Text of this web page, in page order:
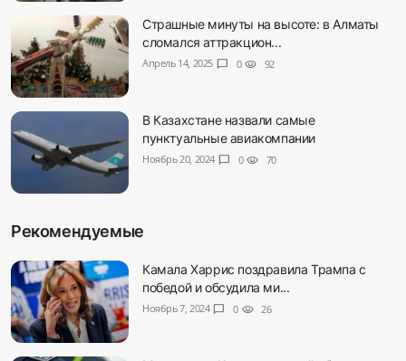
Страшные минуты на высоте: в Алматы
сломался аттракцион...
Апрель 14, 2025 chat_bubble 0 visibility 92
В Казахстане назвали самые
пунктуальные авиакомпании
Ноябрь 20, 2024 chat_bubble 0 visibility 70
Рекомендуемые
Камала Харрис поздравила Трампа с
победой и обсудила ми...
Ноябрь 7, 2024 chat_bubble 0 visibility 26